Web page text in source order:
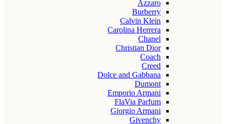
Azzaro
Burberry
Calvin Klein
Carolina Herrera
Chanel
Christian Dior
Coach
Creed
Dolce and Gabbana
Dumont
Emporio Armani
FlaVia Parfum
Giorgio Armani
Givenchy